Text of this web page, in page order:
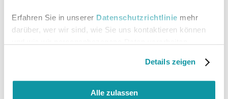
Erfahren Sie in unserer Datenschutzrichtlinie mehr
darüber, wer wir sind, wie Sie uns kontaktieren können
Details zeigen
Alle zulassen